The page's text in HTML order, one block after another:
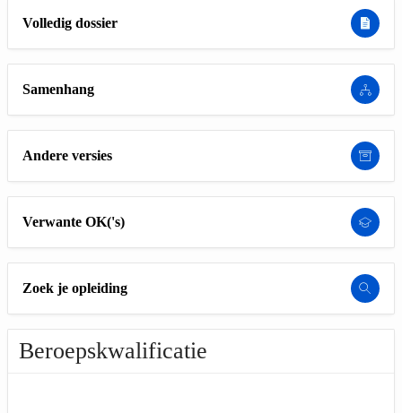
Volledig dossier
Samenhang
Andere versies
Verwante OK('s)
Zoek je opleiding
Beroepskwalificatie